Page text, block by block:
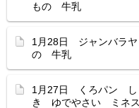
もの 牛乳
1月28日 ジャンバラ
の 牛乳
1月27日 くろパン し
き ゆでやさい ミネ